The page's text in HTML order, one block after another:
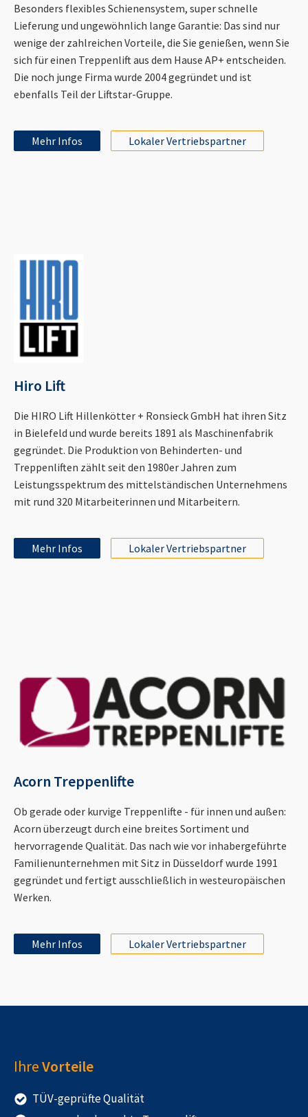
Besonders flexibles Schienensystem, super schnelle
Lieferung und ungewöhnlich lange Garantie: Das sind nur
wenige der zahlreichen Vorteile, die Sie genießen, wenn Sie
sich für einen Treppenlift aus dem Hause AP+ entscheiden.
Die noch junge Firma wurde 2004 gegründet und ist
ebenfalls Teil der Liftstar-Gruppe.
Mehr Infos Lokaler Vertriebspartner
Hiro Lift
Die HIRO Lift Hillenkötter + Ronsieck GmbH hat ihren Sitz
in Bielefeld und wurde bereits 1891 als Maschinenfabrik
gegründet. Die Produktion von Behinderten- und
Treppenliften zählt seit den 1980er Jahren zum
Leistungsspektrum des mittelständischen Unternehmens
mit rund 320 Mitarbeiterinnen und Mitarbeitern.
Mehr Infos Lokaler Vertriebspartner
Acorn Treppenlifte
Ob gerade oder kurvige Treppenlifte - für innen und außen:
Acorn überzeugt durch eine breites Sortiment und
hervorragende Qualität. Das nach wie vor inhabergeführte
Familienunternehmen mit Sitz in Düsseldorf wurde 1991
gegründet und fertigt ausschließlich in westeuropäischen
Werken.
Mehr Infos Lokaler Vertriebspartner
IhreVorteile
TÜV-geprüfte Qualität